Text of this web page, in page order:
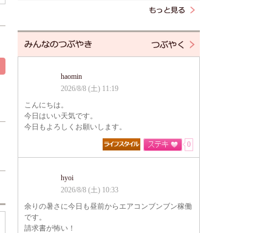
haomin
2026/8/8 (土) 11:19
こんにちは。
今日はいい天気です。
今日もよろしくお願いします。
0
hyoi
2026/8/8 (土) 10:33
余りの暑さに今日も昼前からエアコンブンブン稼働
です。
請求書が怖い！